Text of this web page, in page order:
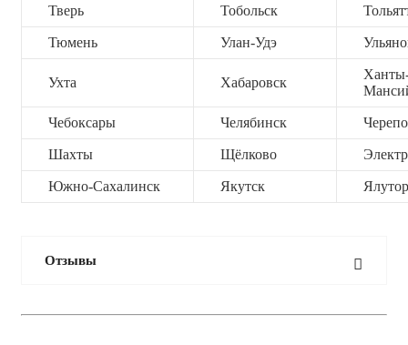
Тверь Тобольск
Тюмень Улан-Удэ
Ухта Хабаровск
Чебоксары Челябинск
Шахты Щёлково
Южно-Сахалинск Якутск
Отзывы